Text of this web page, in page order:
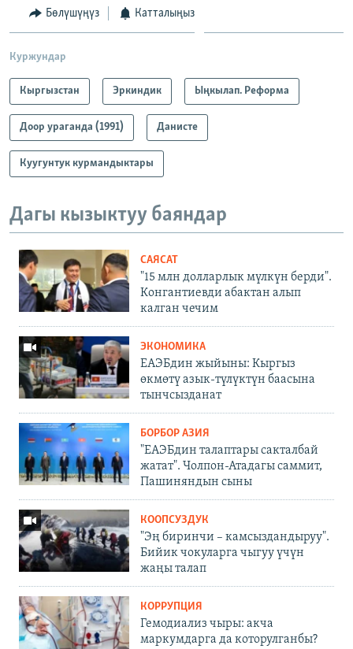
Бөлүшүңүз Катталыңыз
Куржундар
Кыргызстан Эркиндик Ыңкылап. Реформа
Доор ураганда (1991) Данисте
Куугунтук курмандыктары
Дагы кызыктуу баяндар
САЯСАТ
"15 млн долларлык мүлкүн берди".
Конгантиевди абактан алып
калган чечим
ЭКОНОМИКА
ЕАЭБдин жыйыны: Кыргыз
өкмөтү азык-түлүктүн баасына
тынчсызданат
БОРБОР АЗИЯ
"ЕАЭБдин талаптары сакталбай
жатат". Чолпон-Атадагы саммит,
Пашиняндын сыны
КООПСУЗДУК
"Эң биринчи – камсыздандыруу".
Бийик чокуларга чыгуу үчүн
жаңы талап
КОРРУПЦИЯ
Гемодиализ чыры: акча
маркумдарга да которулганбы?